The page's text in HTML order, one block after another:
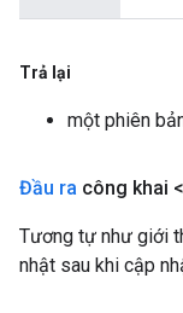
Trả lại
một phiên
Đầu ra công khai
Tương tự như giới
nhật sau khi cập